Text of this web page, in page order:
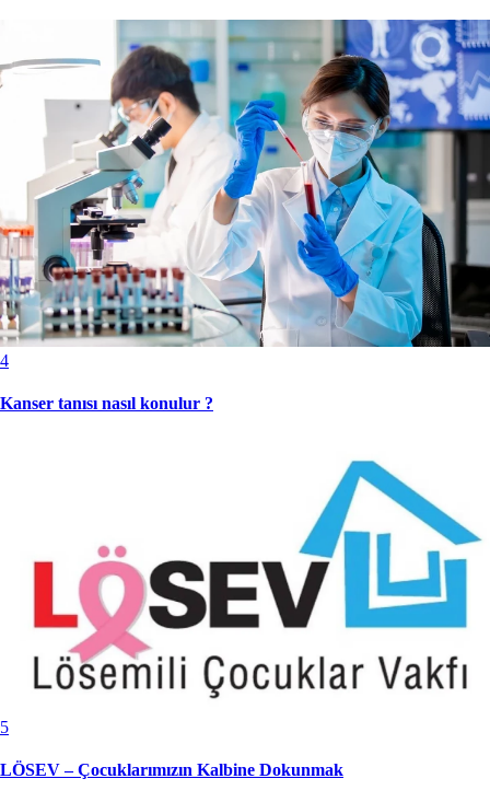
4
Kanser tanısı nasıl konulur ?
5
LÖSEV – Çocuklarımızın Kalbine Dokunmak